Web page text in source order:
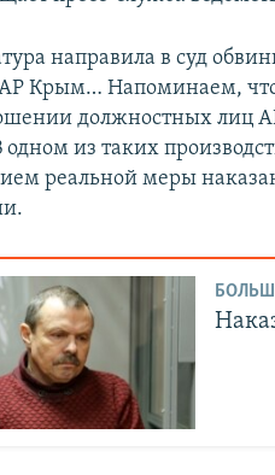
направила в суд
АР Крым… Напоминаем,
должностных лиц
из таких
реальной меры